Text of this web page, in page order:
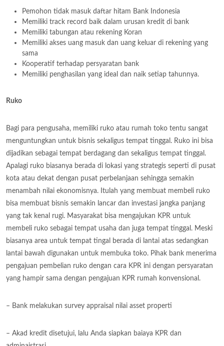
Pemohon tidak masuk daftar hitam Bank Indonesia
Memiliki track record baik dalam urusan kredit di bank
Memiliki tabungan atau rekening Koran
Memiliki akses uang masuk dan uang keluar di rekening yang
sama
Kooperatif terhadap persyaratan bank
Memiliki penghasilan yang ideal dan naik setiap tahunnya.
Ruko
Bagi para pengusaha, memiliki ruko atau rumah toko tentu sangat
menguntungkan untuk bisnis sekaligus tempat tinggal. Ruko ini bisa
dijadikan sebagai tempat berdagang dan sekaligus tempat tinggal.
Apalagi ruko biasanya berada di lokasi yang strategis seperti di pusat
kota atau dekat dengan pusat perbelanjaan sehingga semakin
menambah nilai ekonomisnya. Itulah yang membuat membeli ruko
bisa membuat bisnis semakin lancar dan investasi jangka panjang
yang tak kenal rugi. Masyarakat bisa mengajukan KPR untuk
membeli ruko sebagai tempat usaha dan juga tempat tinggal. Meski
biasanya area untuk tempat tingal berada di lantai atas sedangkan
lantai bawah digunakan untuk membuka toko. Pihak bank menerima
pengajuan pembelian ruko dengan cara KPR ini dengan persyaratan
yang hampir sama dengan pengajuan KPR rumah konvensional.
– Bank melakukan survey appraisal nilai asset properti
– Akad kredit disetujui, lalu Anda siapkan baiaya KPR dan